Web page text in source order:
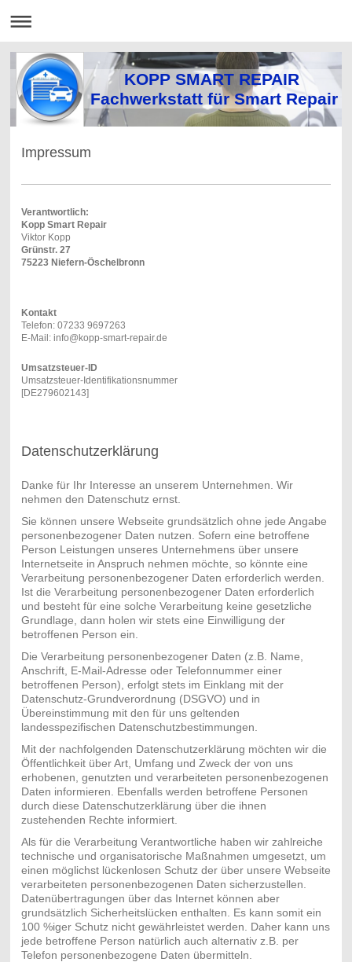
KOPP SMART REPAIR
Fachwerkstatt für Smart Repair
Impressum
Verantwortlich:
Kopp Smart Repair
Viktor Kopp
Grünstr. 27
75223 Niefern-Öschelbronn
Kontakt
Telefon: 07233 9697263
E-Mail: info@kopp-smart-repair.de
Umsatzsteuer-ID
Umsatzsteuer-Identifikationsnummer
[DE279602143]
Datenschutzerklärung
Danke für Ihr Interesse an unserem Unternehmen. Wir
nehmen den Datenschutz ernst.
Sie können unsere Webseite grundsätzlich ohne jede Angabe
personenbezogener Daten nutzen. Sofern eine betroffene
Person Leistungen unseres Unternehmens über unsere
Internetseite in Anspruch nehmen möchte, so könnte eine
Verarbeitung personenbezogener Daten erforderlich werden.
Ist die Verarbeitung personenbezogener Daten erforderlich
und besteht für eine solche Verarbeitung keine gesetzliche
Grundlage, dann holen wir stets eine Einwilligung der
betroffenen Person ein.
Die Verarbeitung personenbezogener Daten (z.B. Name,
Anschrift, E-Mail-Adresse oder Telefonnummer einer
betroffenen Person), erfolgt stets im Einklang mit der
Datenschutz-Grundverordnung (DSGVO) und in
Übereinstimmung mit den für uns geltenden
landesspezifischen Datenschutzbestimmungen.
Mit der nachfolgenden Datenschutzerklärung möchten wir die
Öffentlichkeit über Art, Umfang und Zweck der von uns
erhobenen, genutzten und verarbeiteten personenbezogenen
Daten informieren. Ebenfalls werden betroffene Personen
durch diese Datenschutzerklärung über die ihnen
zustehenden Rechte informiert.
Als für die Verarbeitung Verantwortliche haben wir zahlreiche
technische und organisatorische Maßnahmen umgesetzt, um
einen möglichst lückenlosen Schutz der über unsere Webseite
verarbeiteten personenbezogenen Daten sicherzustellen.
Datenübertragungen über das Internet können aber
grundsätzlich Sicherheitslücken enthalten. Es kann somit ein
100 %iger Schutz nicht gewährleistet werden. Daher kann uns
jede betroffene Person natürlich auch alternativ z.B. per
Telefon personenbezogene Daten übermitteln.